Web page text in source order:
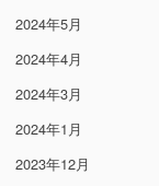
2024年5月
2024年4月
2024年3月
2024年1月
2023年12月